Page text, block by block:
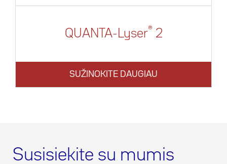
QUANTA-Lyser® 2
SUŽINOKITE DAUGIAU
Susisiekite su mumis